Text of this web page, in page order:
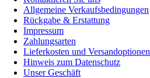
Allgemeine Verkaufsbedingungen
Rückgabe & Erstattung
Impressum
Zahlungsarten
Lieferkosten und Versandoptionen
Hinweis zum Datenschutz
Unser Geschäft